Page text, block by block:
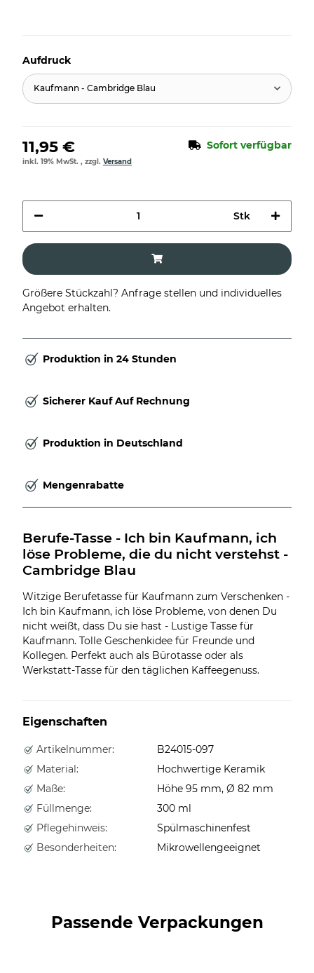
Aufdruck
Kaufmann - Cambridge Blau
11,95 € Sofort verfügbar
inkl. 19% MwSt. , zzgl. Versand
Stk
Größere Stückzahl? Anfrage stellen und individuelles
Angebot erhalten.
Produktion in 24 Stunden
Sicherer Kauf Auf Rechnung
Produktion in Deutschland
Mengenrabatte
Berufe-Tasse - Ich bin Kaufmann, ich
löse Probleme, die du nicht verstehst -
Cambridge Blau
Witzige Berufetasse für Kaufmann zum Verschenken -
Ich bin Kaufmann, ich löse Probleme, von denen Du
nicht weißt, dass Du sie hast - Lustige Tasse für
Kaufmann. Tolle Geschenkidee für Freunde und
Kollegen. Perfekt auch als Bürotasse oder als
Werkstatt-Tasse für den täglichen Kaffeegenuss.
Eigenschaften
Artikelnummer:
B24015-097
Material:
Hochwertige Keramik
Maße:
Höhe 95 mm, Ø 82 mm
Füllmenge:
300 ml
Pflegehinweis:
Spülmaschinenfest
Besonderheiten:
Mikrowellengeeignet
Passende Verpackungen